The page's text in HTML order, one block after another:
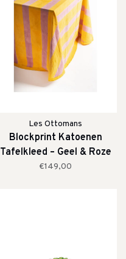
Les Ottomans
Blockprint Katoenen
Tafelkleed – Geel & Roze
Strepen
€149,00